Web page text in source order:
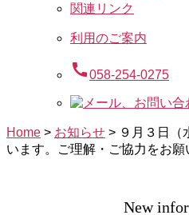
関連リンク
利用のご案内
call058-254-0275
Home > お知らせ > ９月３日（
います。ご理解・ご協力をお願
New